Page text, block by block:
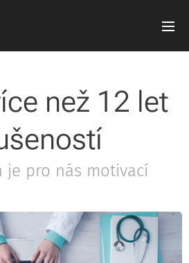
než 12 let
je pro nás motivací